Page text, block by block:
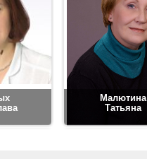
Малютина
Татьяна